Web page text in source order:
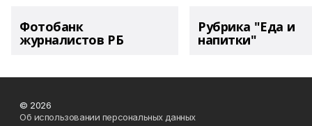
Фотобанк
журналистов РБ
Рубрика "Еда и
напитки"
© 2026
Об использовании персональных данных